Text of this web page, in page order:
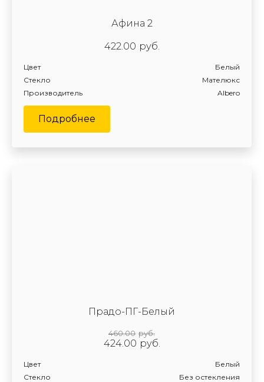
Афина 2
руб.
422.00
Цвет Белый
Производитель Albero
Стекло Мателюкс
Подробнее
Прадо-ПГ-Белый
руб.
460.00
руб.
424.00
Цвет Белый
Стекло Без остекления